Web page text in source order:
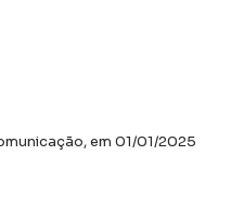
em 01/01/2025